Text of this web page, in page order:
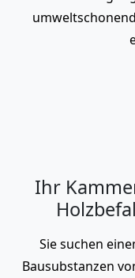
Ihr
Sie suchen
Bausubstanzen